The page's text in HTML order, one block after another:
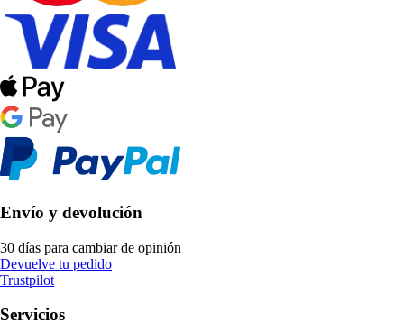
Envío y devolución
30 días para cambiar de opinión
Devuelve tu pedido
Trustpilot
Servicios